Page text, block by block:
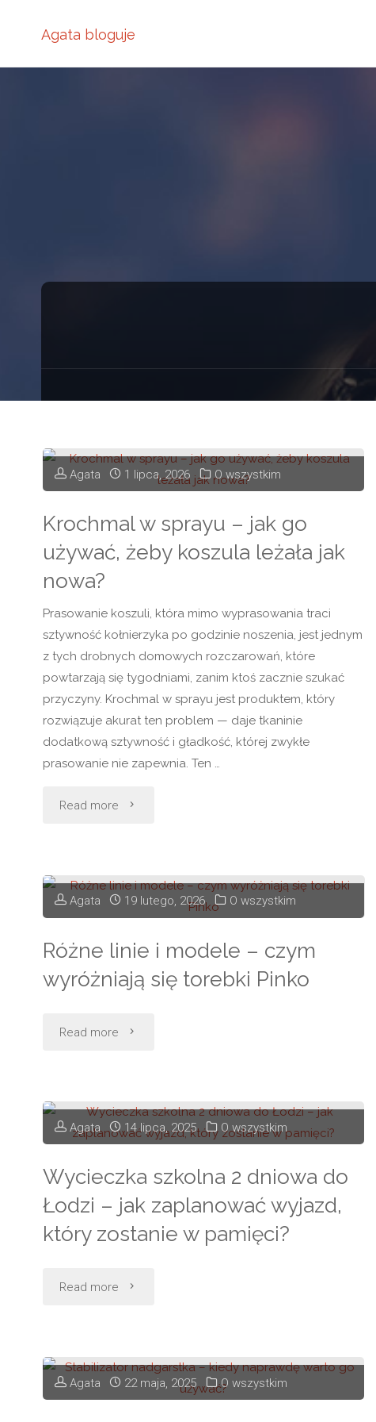
Agata bloguje
Agata 1 lipca, 2026 O wszystkim
Krochmal w sprayu – jak go
używać, żeby koszula leżała jak
nowa?
Prasowanie koszuli, która mimo wyprasowania traci
sztywność kołnierzyka po godzinie noszenia, jest jednym
z tych drobnych domowych rozczarowań, które
powtarzają się tygodniami, zanim ktoś zacznie szukać
przyczyny. Krochmal w sprayu jest produktem, który
rozwiązuje akurat ten problem — daje tkaninie
dodatkową sztywność i gładkość, której zwykłe
prasowanie nie zapewnia. Ten …
Read more "Krochmal
jak
go
leżała
nowa?"
Agata 19 lutego, 2026 O wszystkim
Różne linie i modele – czym
wyróżniają się torebki Pinko
Read more "Różne
modele
–
czym
wyróżniają
się
Agata 14 lipca, 2025 O wszystkim
Wycieczka szkolna 2 dniowa do
Łodzi – jak zaplanować wyjazd,
który zostanie w pamięci?
Read more "Wycieczka
dniowa
Agata 22 maja, 2025 O wszystkim